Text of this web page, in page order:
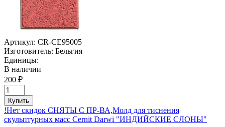
Артикул: CR-CE95005
Изготовитель: Бельгия
Единицы:
В наличии
200 ₽
Купить
!Нет скидок СНЯТЫ С ПР-ВА,Молд для тиснения
скульптурных масс Cernit Darwi "ИНДИЙСКИЕ СЛОНЫ"